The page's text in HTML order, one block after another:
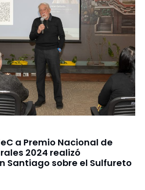
a Premio Nacional de
2024 realizó
Santiago sobre el Sulfureto